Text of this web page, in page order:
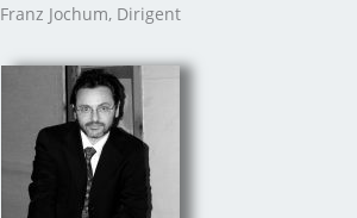
Franz Jochum, Dirigent